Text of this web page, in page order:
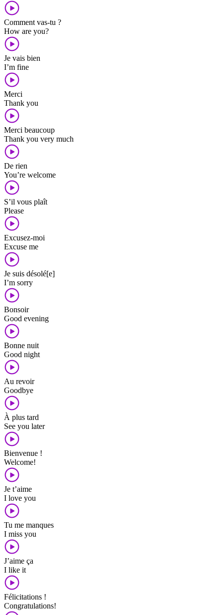
Comment vas-tu ?
How are you?
Je vais bien
I’m fine
Merci
Thank you
Merci beaucoup
Thank you very much
De rien
You’re welcome
S’il vous plaît
Please
Excusez-moi
Excuse me
Je suis désolé[e]
I’m sorry
Bonsoir
Good evening
Bonne nuit
Good night
Au revoir
Goodbye
À plus tard
See you later
Bienvenue !
Welcome!
Je t’aime
I love you
Tu me manques
I miss you
J’aime ça
I like it
Félicitations !
Congratulations!